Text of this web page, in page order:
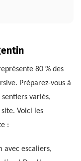
80 % des
Préparez-vous à
variés,
Voici les
:
avec escaliers,